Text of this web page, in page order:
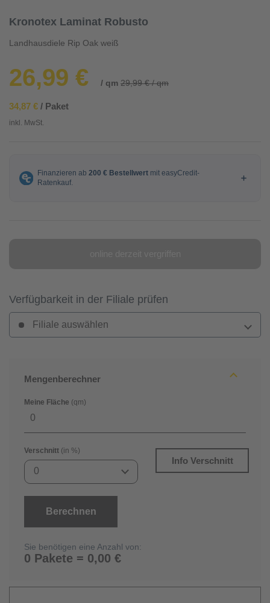
Kronotex Laminat Robusto
Landhausdiele Rip Oak weiß
26,99 € / qm 29,99 € / qm
34,87 € / Paket
inkl. MwSt.
Verfügbarkeit in der Filiale prüfen
Filiale auswählen
Mengenberechner
Meine Fläche (qm)
Verschnitt (in %)
0
Info Verschnitt
Berechnen
Sie benötigen eine Anzahl von:
0 Pakete = 0,00 €